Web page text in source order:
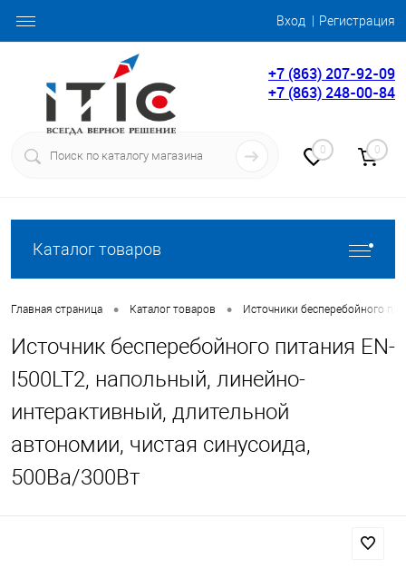
Вход Регистрация
+7 (863) 207-92-09
+7 (863) 248-00-84
0 0
Каталог товаров
Главная страница • Каталог товаров • Источники бесперебойного
Источник бесперебойного питания EN-
I500LT2, напольный, линейно-
интерактивный, длительной
автономии, чистая синусоида,
500Ва/300Вт